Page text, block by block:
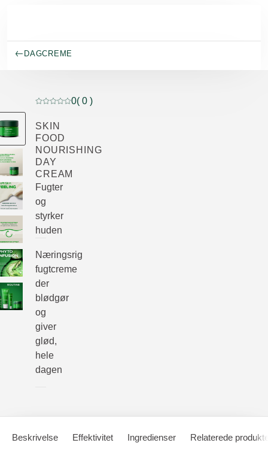
DAGCREME
Current rating: 0 out of 5 stars rated by 0 customers
0( 0 )
SKIN
FOOD
NOURISHING
DAY
CREAM
Fugter
og
styrker
huden
Næringsrig
fugtcreme
der
blødgør
og
giver
glød,
hele
dagen
Beskrivelse Effektivitet Ingredienser Relaterede